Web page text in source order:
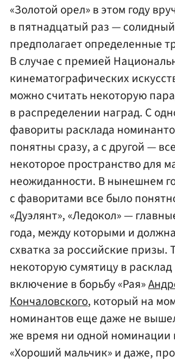
«Золотой орел» в этом году
в пятнадцатый раз —
предполагает определенные
В случае с премией
кинематографических
можно считать некоторую
в распределении наград. С
фавориты расклада
понятны сразу, а с другой —
некоторое пространство для
неожиданности. В нынешнем
с фаворитами все было
«Дуэлянт», «Ледокол» —
года, между которыми и
схватка за российские призы.
некоторую сумятицу в
включение в борьбу «Рая»
Кончаловского, который на
номинантов еще даже не
же время ни одной номинации
«Хороший мальчик» и даже,